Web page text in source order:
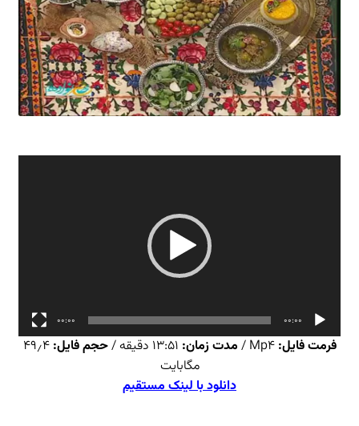
00:00
00:00
فرمت فایل: Mp4 / مدت زمان: حجم فایل: ۴۹٫۴
مگابایت
دانلود با لینک مستقیم